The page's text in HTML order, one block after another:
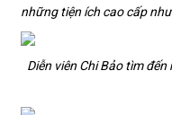
những tiện ích cao cấp
Diễn viên Chi Bảo tìm